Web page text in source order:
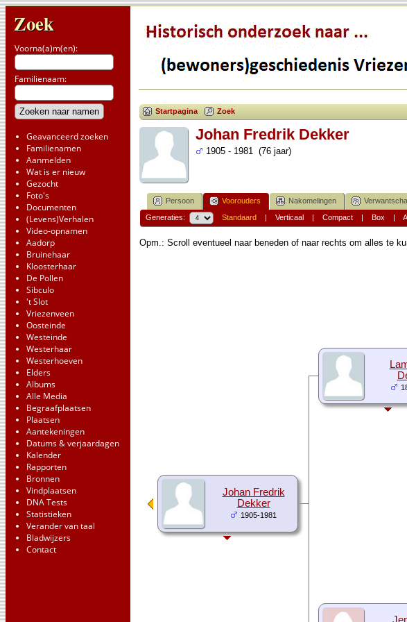
Zoek
Voorna(a)m(en):
Familienaam:
Geavanceerd zoeken
Familienamen
Aanmelden
Wat is er nieuw
Gezocht
Foto's
Documenten
(Levens)Verhalen
Video-opnamen
Aadorp
Bruinehaar
Kloosterhaar
De Pollen
Sibculo
't Slot
Vriezenveen
Oosteinde
Westeinde
Westerhaar
Westerhoeven
Elders
Albums
Alle Media
Begraafplaatsen
Plaatsen
Aantekeningen
Datums & verjaardagen
Kalender
Rapporten
Bronnen
Vindplaatsen
DNA Tests
Statistieken
Verander van taal
Bladwijzers
Contact
Startpagina Zoek
Johan Fredrik Dekker
1905 - 1981 (76 jaar)
Persoon Voorouders Nakomelingen
Generaties: Standaard| Verticaal| Compact| Box |
Opm.: Scroll eventueel naar beneden of naar rechts om alles te
Johan Fredrik
Dekker
1905-1981